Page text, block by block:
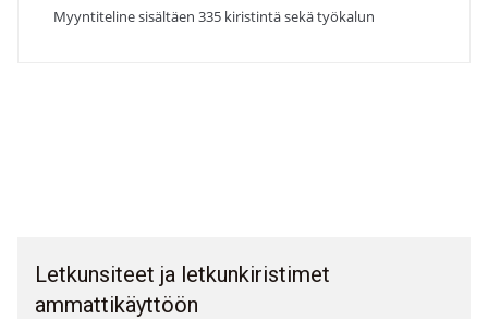
Myyntiteline sisältäen 335 kiristintä sekä työkalun
Letkunsiteet ja letkunkiristimet
ammattikäyttöön